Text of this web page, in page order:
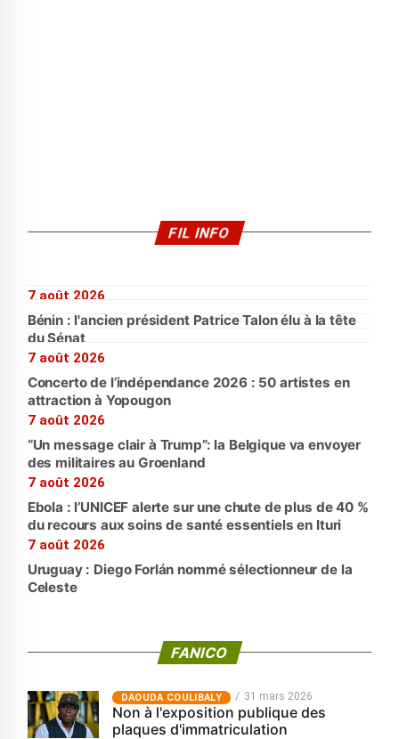
FIL INFO
7 août 2026
Bénin : l'ancien président Patrice Talon élu à la tête
du Sénat
7 août 2026
Concerto de l’indépendance 2026 : 50 artistes en
attraction à Yopougon
7 août 2026
“Un message clair à Trump”: la Belgique va envoyer
des militaires au Groenland
7 août 2026
Ebola : l’UNICEF alerte sur une chute de plus de 40 %
du recours aux soins de santé essentiels en Ituri
7 août 2026
Uruguay : Diego Forlán nommé sélectionneur de la
Celeste
FANICO
‎DAOUDA COULIBALY 31 mars 2026
Non à l'exposition publique des
plaques d'immatriculation